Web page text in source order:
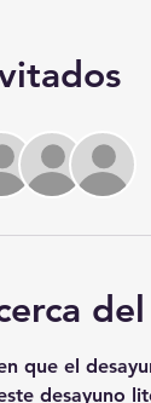
que el
desayuno